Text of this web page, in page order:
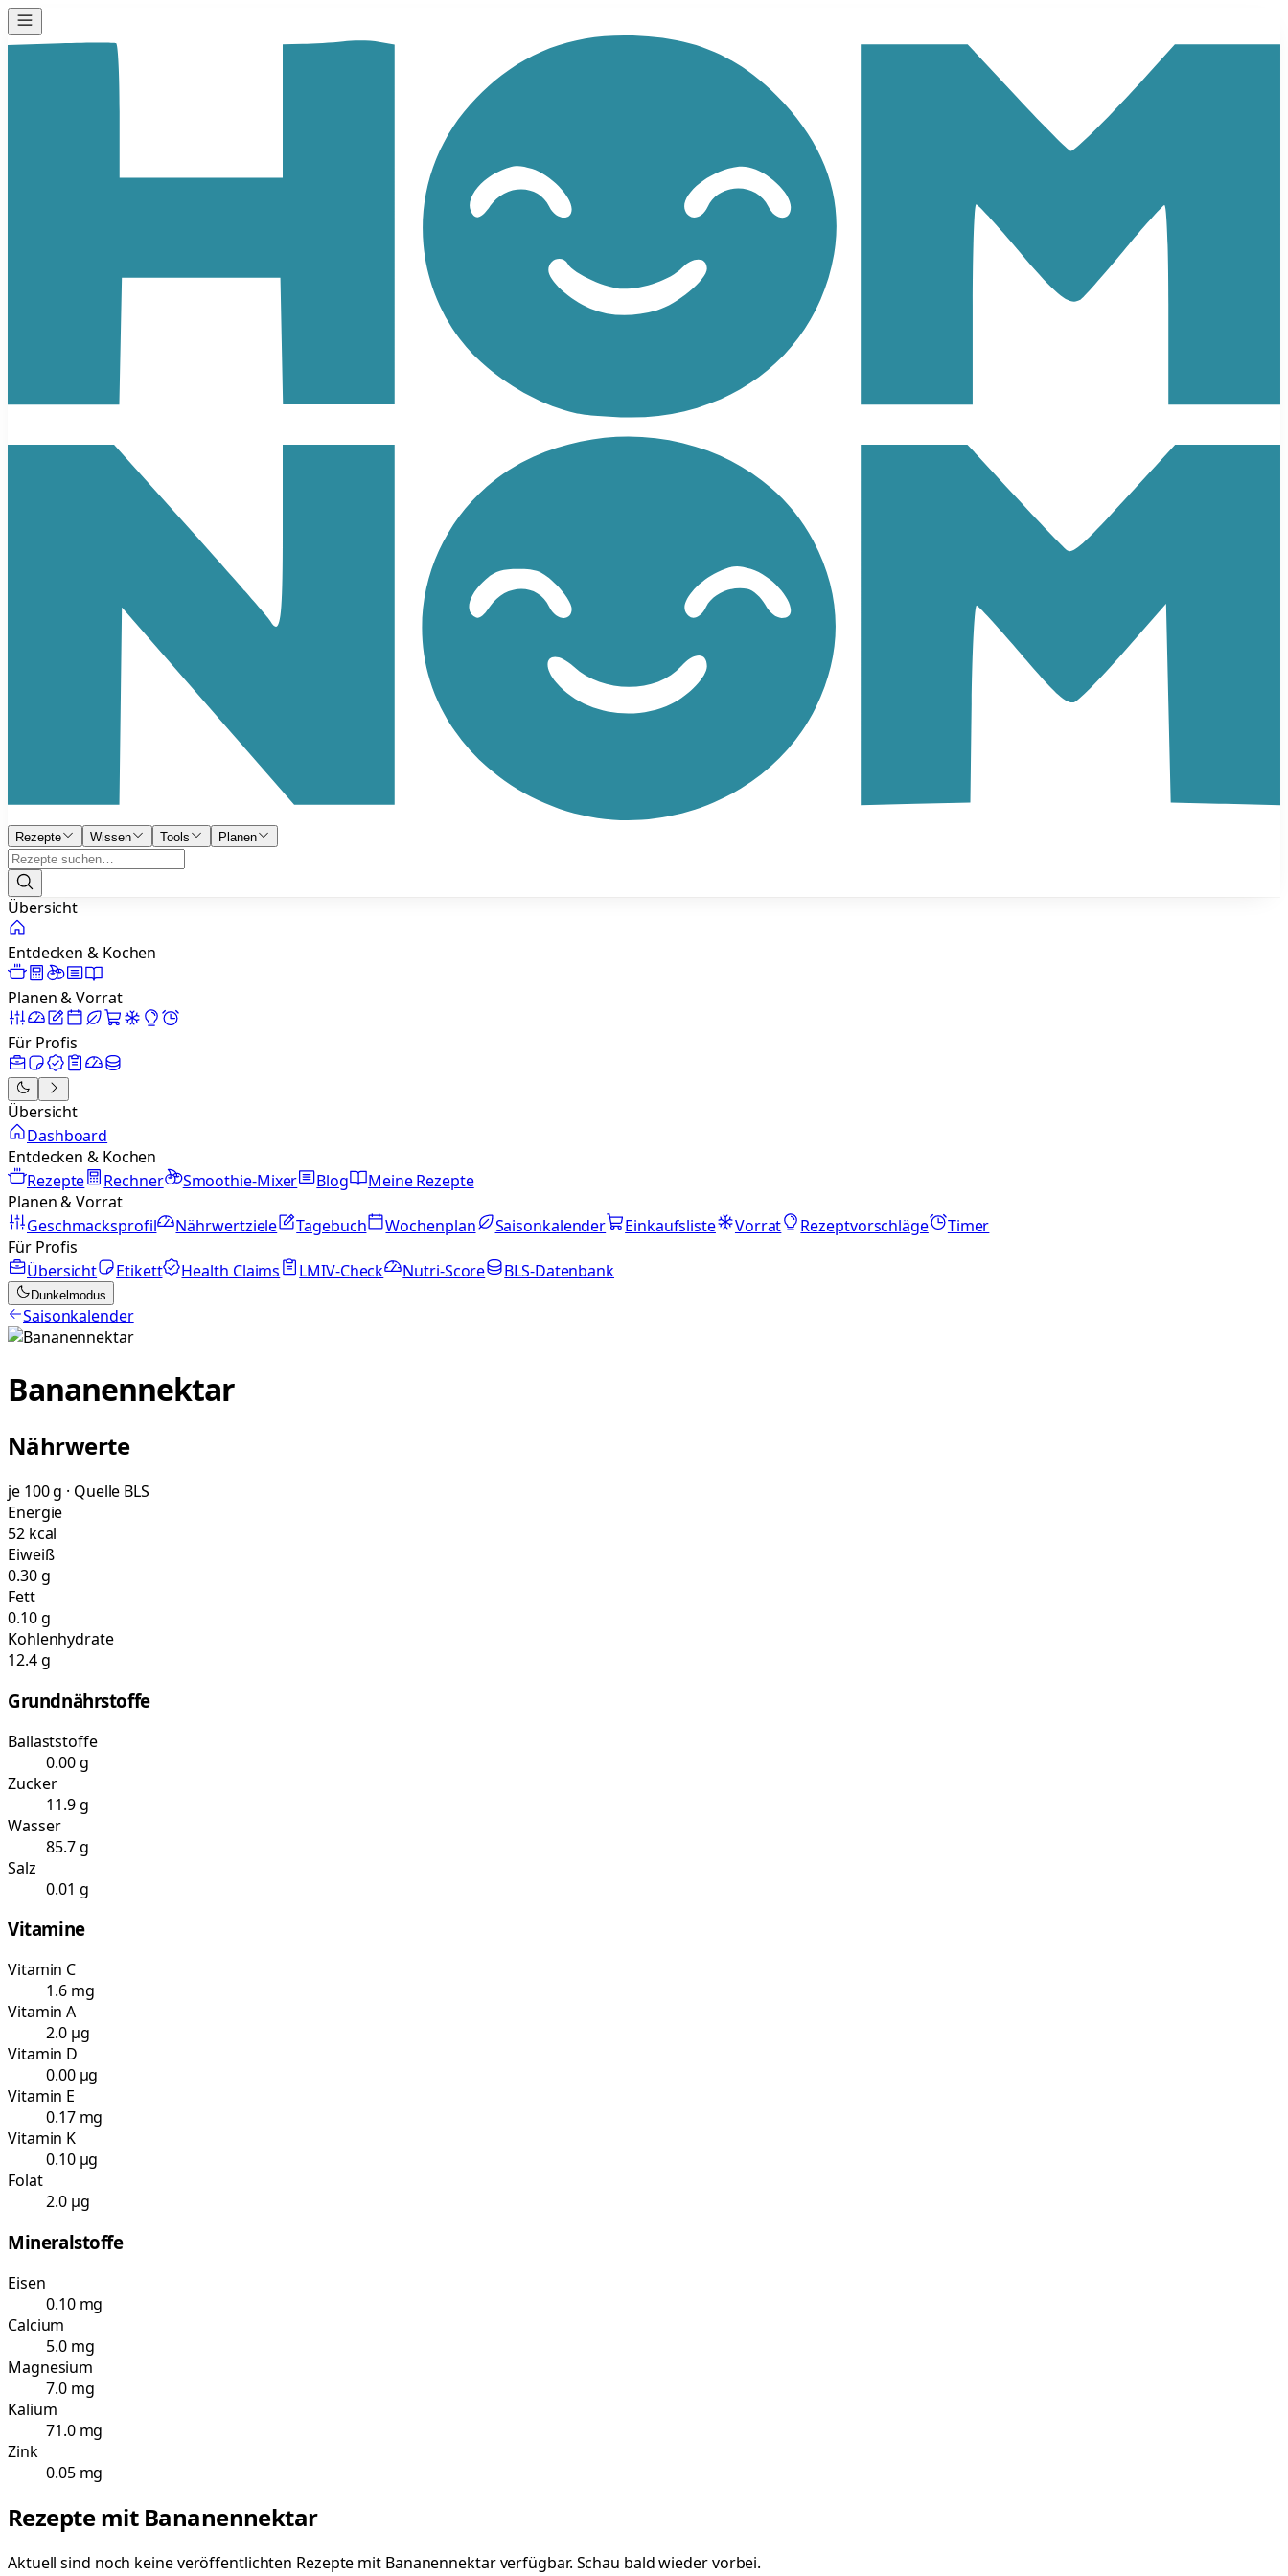
Rezepte Wissen Tools Planen
Übersicht
Entdecken & Kochen
Planen & Vorrat
Für Profis
Übersicht
Dashboard
Entdecken & Kochen
Rezepte
Rechner Smoothie-Mixer Blog
Meine Rezepte
Planen & Vorrat
Geschmacksprofil
Nährwertziele Tagebuch Wochenplan Saisonkalender Einkaufsliste Vorrat Rezeptvorschläge
Timer
Für Profis
Übersicht
Etikett Health Claims LMIV-Check Nutri-Score BLS-Datenbank
Dunkelmodus
Saisonkalender
Bananennektar
Nährwerte
je 100 g · Quelle BLS
Energie
52 kcal
Eiweiß
0.30 g
Fett
0.10 g
Kohlenhydrate
12.4 g
Grundnährstoffe
Ballaststoffe
0.00 g
Zucker
11.9 g
Wasser
85.7 g
Salz
0.01 g
Vitamine
Vitamin C
1.6 mg
Vitamin A
2.0 µg
Vitamin D
0.00 µg
Vitamin E
0.17 mg
Vitamin K
0.10 µg
Folat
2.0 µg
Mineralstoffe
Eisen
0.10 mg
Calcium
5.0 mg
Magnesium
7.0 mg
Kalium
71.0 mg
Zink
0.05 mg
Rezepte mit Bananennektar
Aktuell sind noch keine veröffentlichten Rezepte mit Bananennektarverfügbar. Schau bald wieder vorbei.